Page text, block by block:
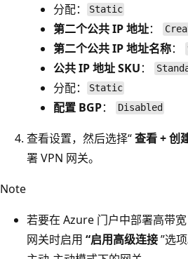
分配： Static
第二个公共 IP 地址：
第二个公共 IP 地址名称：
公共 IP 地址 SKU：
分配： Static
配置 BGP： Disabled
查看设置，然后选择“查看 + 创
署 VPN 网关。
Note
若要在 Azure 门户中部署高带
网关时启用 “启用高级连接”选